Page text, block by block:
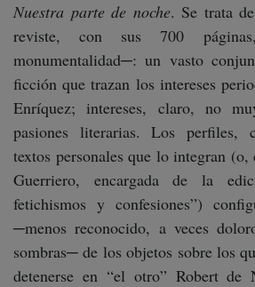
Nuestra parte de noche. Se trata de
reviste, con sus 700
monumentalidad─: un vasto
ficción que trazan los intereses
Enríquez; intereses, claro, no
pasiones literarias. Los perfiles,
textos personales que lo integran
Guerriero, encargada de la
fetichismos y confesiones”)
─menos reconocido, a veces
sombras─ de los objetos sobre los
detenerse en “el otro” Robert